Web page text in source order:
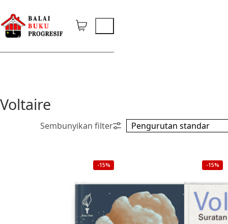
Voltaire
-15% -15%